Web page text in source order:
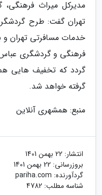
مدیرکل میراث
تهران گفت: طرح
خدمات مسافرتی تهران و
فرهنگی و گردشگری عباس
گردد که تخفیف هایی
گرفته خواهد شد.
منبع: همشهری آنلاین
انتشار: 22 بهمن 1401
بروزرسانی: 22 بهمن 1401
گردآورنده: pariha.com
شناسه مطلب: 4782